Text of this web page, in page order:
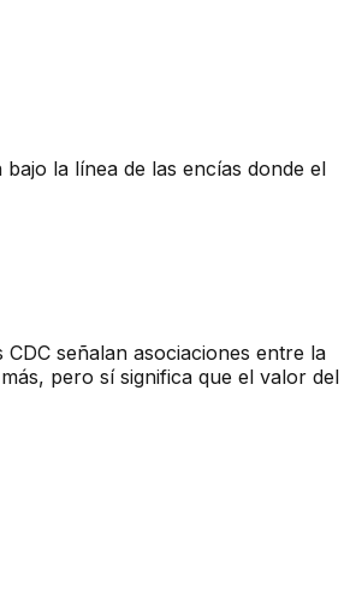
la línea de las encías donde el
señalan asociaciones entre la
pero sí significa que el valor del